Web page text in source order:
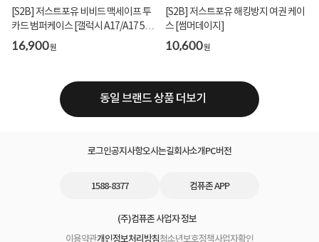
[S2B] 저스트포유 비비드 맥세이프 투
카드 범퍼케이스 [갤럭시 A17/A17 5G
(A175/A17...
16,900원
[S2B] 저스트포유 해킹방지 여권 케이
스 [썸머데이지]
10,600원
동일 브랜드 상품 더보기
로그인공지사항오시는길회사소개PC버전
1588-8377 컴퓨존 APP
(주)컴퓨존 사업자 정보
이용약관개인정보처리방침청소년보호정책사업자확인